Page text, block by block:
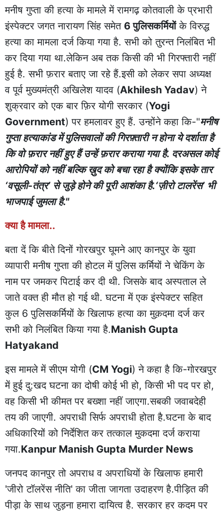
मनीष गुप्ता की हत्या के मामले में रामगढ़ कोतवाली के प्रभारी
इंस्पेक्टर जगत नारायण सिंह समेत 6 पुलिसकर्मियोंके विरुद्ध
हत्या का मामला दर्ज किया गया है. सभी को तुरन्त निलंबित भी
कर दिया गया था.लेकिन अब तक किसी की भी गिरफ्तारी नहीं
हुई है. सभी फ़रार बताए जा रहे हैं.इसी को लेकर सपा अध्यक्ष
व पूर्व मुख्यमंत्री अखिलेश यादव (Akhilesh Yadav) ने
शुक्रवार को एक बार फ़िर योगी सरकार (Yogi
Government) पर हमलावर हुए हैं. उन्होंने कहा कि-"मनीष
गुप्ता हत्याकांड में पुलिसवालों की गिरफ़्तारी न होना ये दर्शाता है
कि वो फ़रार नहीं हुए हैं उन्हें फ़रार कराया गया है. दरअसल कोई
आरोपियों को नहीं बल्कि ख़ुद को बचा रहा है क्योंकि इसके तार
‘वसूली-तंत्र’ से जुड़े होने की पूरी आशंका है.‘ज़ीरो टालरेंस’ भी
भाजपाई जुमला है."
क्या है मामला..
बता दें कि बीते दिनों गोरखपुर घूमने आए कानपुर के युवा
व्यापारी मनीष गुप्ता की होटल में पुलिस कर्मियों ने चेकिंग के
नाम पर जमकर पिटाई कर दी थी. जिसके बाद अस्पताल ले
जाते वक्त ही मौत हो गई थी. घटना में एक इंस्पेक्टर सहित
कुल 6 पुलिसकर्मियों के खिलाफ हत्या का मुक़दमा दर्ज कर
सभी को निलंबित किया गया है.Manish Gupta
Hatyakand
इस मामले में सीएम योगी (CM Yogi) ने कहा है कि-गोरखपुर
में हुई दु:खद घटना का दोषी कोई भी हो, किसी भी पद पर हो,
वह किसी भी कीमत पर बख्शा नहीं जाएगा.सबकी जवाबदेही
तय की जाएगी. अपराधी सिर्फ अपराधी होता है.घटना के बाद
अधिकारियों को निर्देशित कर तत्काल मुकदमा दर्ज कराया
गया.Kanpur Manish Gupta Murder News
जनपद कानपुर तो अपराध व अपराधियों के खिलाफ हमारी
'जीरो टॉलरेंस नीति' का जीता जागता उदाहरण है.पीड़ित की
पीड़ा के साथ जुड़ना हमारा दायित्व है. सरकार हर कदम पर